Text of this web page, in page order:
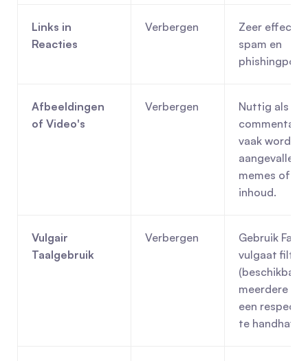
Links in
Reacties
Verbergen
Zeer
spam en
Afbeeldingen
of Video's
Verbergen
Nuttig als je
vaak wordt
aangevallen
memes of
inhoud.
Vulgair
Taalgebruik
Verbergen
Gebruik
vulgaat filter
(beschikbaar
meerdere
een
te